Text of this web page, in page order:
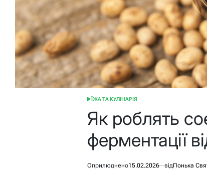
ОПУБЛІКУВАТИ
ЇЖА ТА КУЛІНАРІЯ
Як роблять
ферментації
Оприлюднено15.02.2026 відПонька